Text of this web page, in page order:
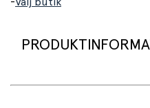
Miniatyrfigur av en pirat